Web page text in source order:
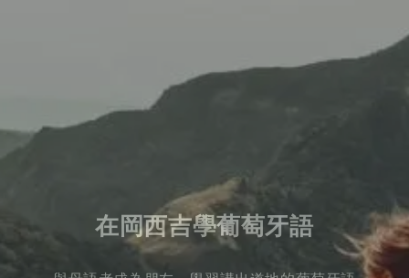
在岡西吉學葡萄牙語